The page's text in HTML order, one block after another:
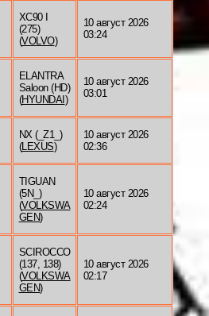
XC90 I
(275)
(VOLVO)
10 август 2026
03:24
ELANTRA
Saloon (HD)
(HYUNDAI )
10 август 2026
03:01
NX (_Z1_)
(LEXUS)
10 август 2026
02:36
TIGUAN
(5N_)
(VOLKSWA
GEN)
10 август 2026
02:24
SCIROCCO
(137, 138)
(VOLKSWA
GEN)
10 август 2026
02:17